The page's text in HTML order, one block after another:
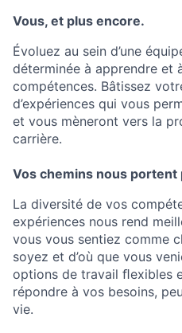
Vous, et plus encore.
Évoluez au sein d’une
déterminée à apprendre et
compétences. Bâtissez
d’expériences qui vous
et vous mèneront vers la
carrière.
Vos chemins nous portent
La diversité de vos
expériences nous rend
vous vous sentiez comme
soyez et d’où que vous
options de travail ﬂexibles
répondre à vos besoins,
vie.